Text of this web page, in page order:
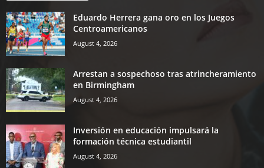
Eduardo Herrera gana oro en los Juegos
Centroamericanos
August 4, 2026
Arrestan a sospechoso tras atrincheramiento
en Birmingham
August 4, 2026
Inversión en educación impulsará la
formación técnica estudiantil
August 4, 2026